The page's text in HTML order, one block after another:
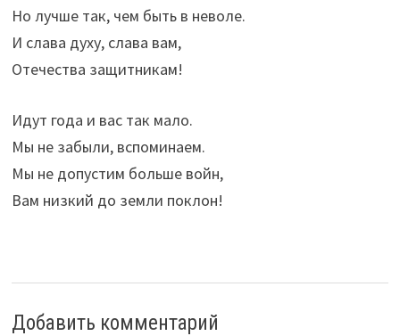
Но лучше так, чем быть в неволе.
И слава духу, слава вам,
Отечества защитникам!
Идут года и вас так мало.
Мы не забыли, вспоминаем.
Мы не допустим больше войн,
Вам низкий до земли поклон!
Добавить комментарий